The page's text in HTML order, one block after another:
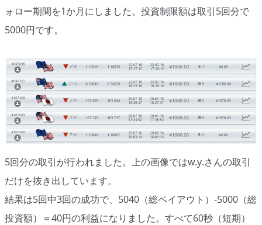
スポットフォロー
トレーダーズ・チョイス
スプレッド取引
アルゴビット
シグナルズ
詐欺・ステマなどBO裏話
ステマに注意！
２ちゃんまとめ風の詐欺サイト
ォロー期間を1か月にしました。投資制限額は取引5回分で
5000円です。
5回分の取引が行われました。上の画像ではw.y.さんの取引
だけを抜き出しています。
結果は5回中3回の成功で、5040（総ペイアウト）-5000（総
投資額）＝40円の利益になりました。すべて60秒（短期）